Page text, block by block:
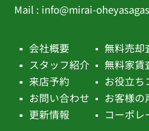
Mail : info@mirai-
会社概要
スタッフ紹介
来店予約
お問い合わせ
更新情報
無料売却
無料家賃
お役立ち
お客様の
コーポレ